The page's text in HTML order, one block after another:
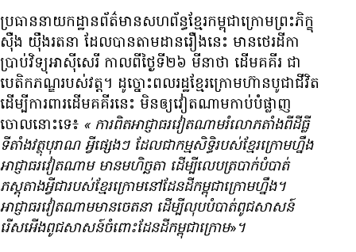
ប្រធាន​នាយកដ្ឋាន​ព័ត៌មាន​សហព័ន្ធ​ខ្មែរ​កម្ពុជា​ក្រោម​ព្រះភិក្ខុ
ស៊ឺង យ៉ឹងរតនា ដែល​បាន​តាមដាន​រឿង​នេះ មាន​ថេរ​ដីកា​
ប្រាប់​វិទ្យុ​អាស៊ី​សេរី កាល​ពី​ថ្ងៃ​ទី២៦ មីនា​ថា ដើម​គគីរ ជា​
បេតិកភណ្ឌ​របស់​វត្ត។ ដូច្នោះ​ពលរដ្ឋ​ខ្មែរ​ក្រោម​ហ៊ាន​បូជា​ជីវិត​
ដើម្បី​ការពារ​ដើម​គគីរ​នេះ មិន​ឲ្យ​វៀតណាម​កាប់​បំផ្លាញ​
ចោល​នោះ​ទេ៖ « ការ​ពិត​អាជ្ញាធរ​វៀតណាម​រំលោភ​តាំង​ពី​ដីធ្លី
ទីតាំង​វត្ថុបុរាណ អ្វី​ផ្សេងៗ ដែល​ជា​កម្មសិទ្ធិ​របស់​ខ្មែរ​ក្រោម​ហ្នឹង
អាជ្ញាធរ​វៀតណាម មាន​មហិច្ឆតា ដើម្បី​លេប​ត្របាក់​បំបាត់​
ភស្តុតាង​អ្វី​ជា​របស់​ខ្មែរ​ក្រោម​នៅ​ដែនដី​កម្ពុជា​ក្រោម​ហ្នឹង។
អាជ្ញាធរ​វៀតណាម​មាន​ចេតនា ដើម្បី​លុប​បំបាត់​ពូជសាសន៍
រើសអើង​ពូជសាសន៍​ចំពោះ​ដែនដី​កម្ពុជា​ក្រោម»។